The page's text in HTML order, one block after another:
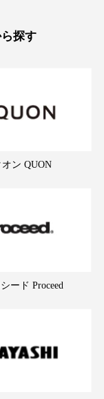
探す
オン QUON
ード Proceed